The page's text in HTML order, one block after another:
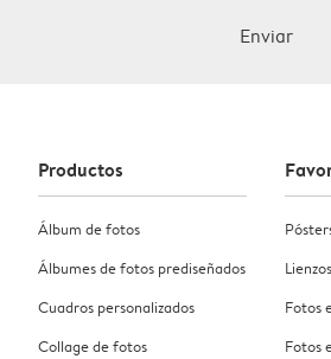
Enviar
Productos
Álbum de fotos
Álbumes de fotos prediseñados
Cuadros personalizados
Collage de fotos
Fotos
Fotos